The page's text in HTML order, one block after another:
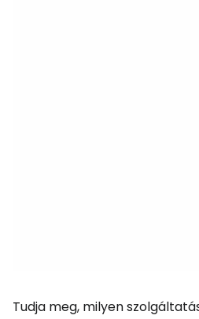
Tudja meg, milyen